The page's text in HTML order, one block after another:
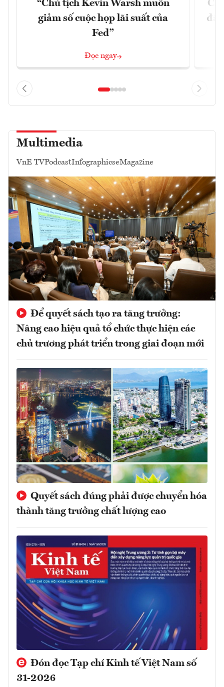
“Chủ tịch Kevin Warsh muốn
giảm số cuộc họp lãi suất của
Fed”
Đọc ngay
đã
Multimedia
VnE TVPodcastInfographicseMagazine
Để quyết sách tạo ra tăng trưởng:
Nâng cao hiệu quả tổ chức thực hiện các
chủ trương phát triển trong giai đoạn mới
Quyết sách đúng phải được chuyển hóa
thành tăng trưởng chất lượng cao
Đón đọc Tạp chí Kinh tế Việt Nam số
31-2026